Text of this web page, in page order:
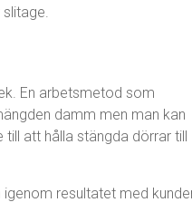
En arbetsmetod som
damm men man kan
att hålla stängda dörrar till
resultatet med